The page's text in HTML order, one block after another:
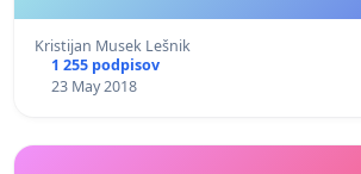
Kristijan Musek Lešnik
1 255 podpisov
23 May 2018